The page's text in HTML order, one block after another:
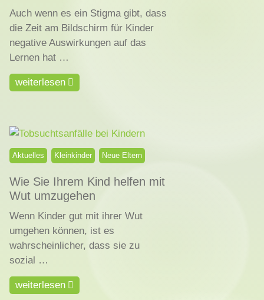
Auch wenn es ein Stigma gibt, dass
die Zeit am Bildschirm für Kinder
negative Auswirkungen auf das
Lernen hat …
weiterlesen
Aktuelles Kleinkinder Neue Eltern
Wie Sie Ihrem Kind helfen mit
Wut umzugehen
Wenn Kinder gut mit ihrer Wut
umgehen können, ist es
wahrscheinlicher, dass sie zu
sozial …
weiterlesen